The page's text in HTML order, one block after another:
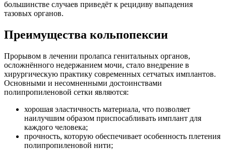
большинстве случаев приведёт к рецидиву выпадения
тазовых органов.
Преимущества кольпопексии
Прорывом в лечении пролапса генитальных органов,
осложнённого недержанием мочи, стало внедрение в
хирургическую практику современных сетчатых имплантов.
Основными и несомненными достоинствами
полипропиленовой сетки являются:
хорошая эластичность материала, что позволяет
наилучшим образом приспосабливать имплант для
каждого человека;
прочность, которую обеспечивает особенность плетения
полипропиленовой нити;